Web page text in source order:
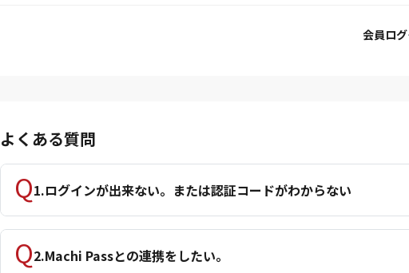
会員ロ
よくある質問
1.ログインが出来ない。または認証コードがわからない
2.Machi Passとの連携をしたい。